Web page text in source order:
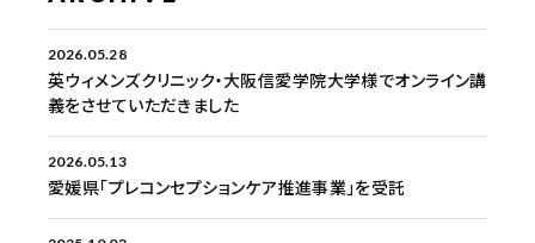
2026.05.28
英ウィメンズクリニック・大阪信愛学院大学様でオンライン講
義をさせていただきました
2026.05.13
愛媛県「プレコンセプションケア推進事業」を受託